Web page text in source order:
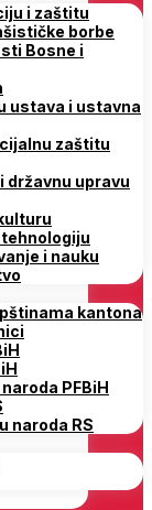
i zaštitu
borbe
Bosne i
ustava i ustavna
zaštitu
državnu upravu
tehnologiju
i nauku
kantona
PFBiH
naroda RS